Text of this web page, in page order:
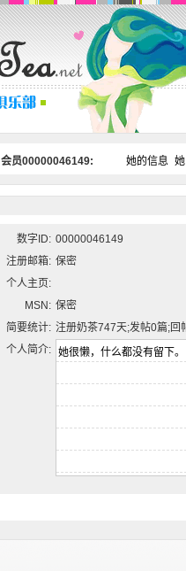
会员00000046149: 她的信息
数字ID: 00000046149
注册邮箱: 保密
个人主页:
MSN: 保密
简要统计: 注册奶茶747天;发帖0篇;回
个人简介: